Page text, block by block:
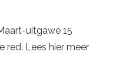
uitgawe 15
red. Lees hier meer